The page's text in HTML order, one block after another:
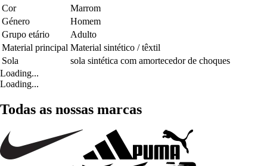
Cor
Marrom
Género
Homem
Grupo etário
Adulto
Material principal Material sintético / têxtil
Sola
sola sintética com amortecedor de choques
Loading...
Loading...
Todas as nossas marcas